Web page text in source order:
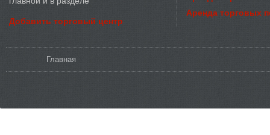
Добавить торговый центр
Аренда торговых
Главная